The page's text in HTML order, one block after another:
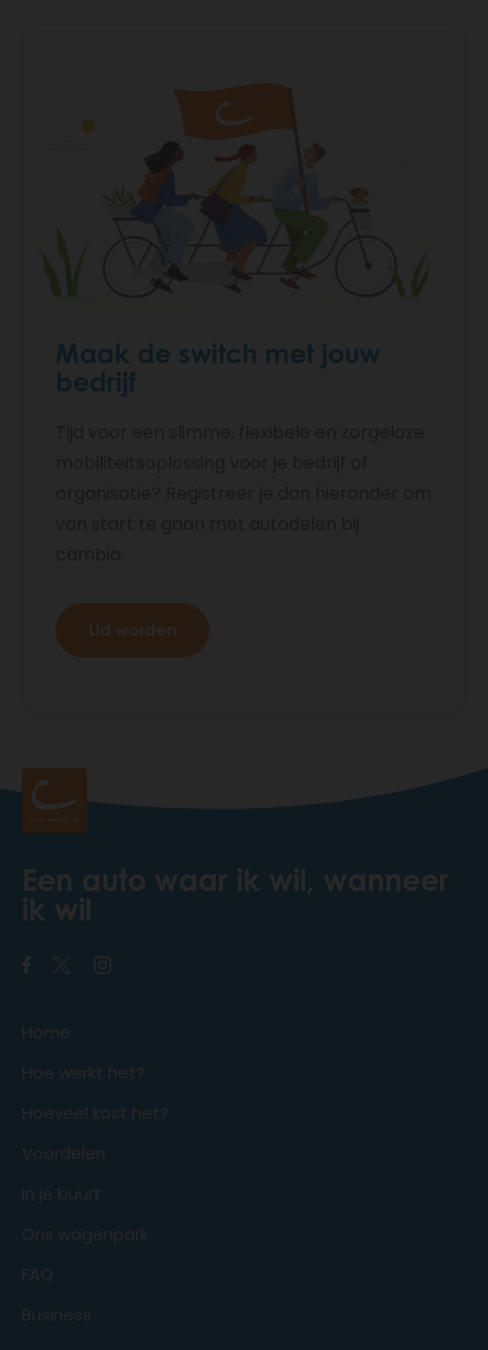
Maak de switch met jouw
bedrijf
Lid worden
Een auto waar ik wil, wanneer
ik wil
Home
Hoe werkt het?
Hoeveel kost het?
Voordelen
In je buurt
Ons wagenpark
FAQ
Business